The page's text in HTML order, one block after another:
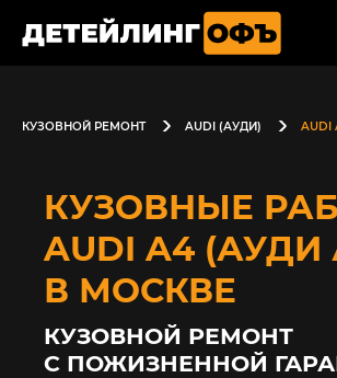
КУЗОВНОЙ РЕМОНТ AUDI (АУДИ) AUDI
КУЗОВНЫЕ
AUDI A4 (АУДИ
В МОСКВЕ
КУЗОВНОЙ РЕМОНТ
С ПОЖИЗНЕННОЙ